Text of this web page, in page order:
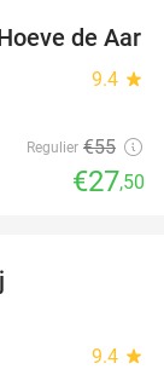
50%
de Aar
9.4 star
Regulier €55
€27,50
9.4 star